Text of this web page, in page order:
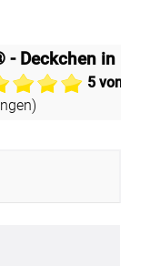
- Deckchen in
5von